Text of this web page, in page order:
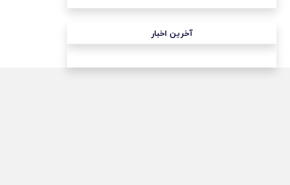
آخرین اخبار